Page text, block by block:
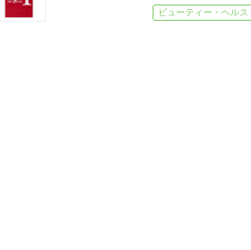
ビューティー・ヘルス